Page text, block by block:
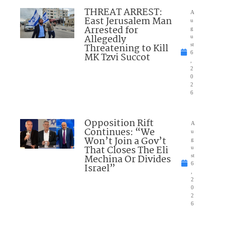
THREAT ARREST:
East Jerusalem Man
Arrested for
Allegedly
Threatening to Kill
MK Tzvi Succot
A
u
g
u
st
6
2
0
2
6
Opposition Rift
Continues: “We
Won’t Join a Gov’t
That Closes The Eli
Mechina Or Divides
Israel”
A
u
g
u
st
6
2
0
2
6